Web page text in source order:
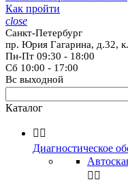
Как пройти
close
Санкт-Петербург
пр. Юрия Гагарина, д.32,
Пн-Пт 09:30 - 18:00
Сб 10:00 - 17:00
Вс выходной
Каталог
 
Диагностическое
 